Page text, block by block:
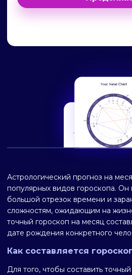
Астрологический прогноз на
популярных видов гороскопа. Он
большой отрезок времени и
сложностям, ожидающим на
точный гороскоп на месяц
дате рождения конкретного
Как составляется
Для того, чтобы составить